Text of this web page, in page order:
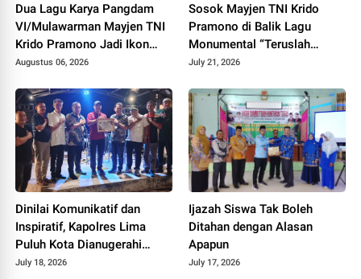
Dua Lagu Karya Pangdam
VI/Mulawarman Mayjen TNI
Krido Pramono Jadi Ikon
Singing Competition HUT ke
Augustus 06, 2026
Sosok Mayjen TNI Krido
Pramono di Balik Lagu
Monumental “Teruslah
Melangkah”
July 21, 2026
Dinilai Komunikatif dan
Inspiratif, Kapolres Lima
Puluh Kota Dianugerahi
Penghargaan
July 18, 2026
Ijazah Siswa Tak Boleh
Ditahan dengan Alasan
Apapun
July 17, 2026